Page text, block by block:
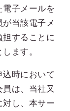
子メールを
当該電子メ
することに
ます。
時において
は、当社又
し、本サー